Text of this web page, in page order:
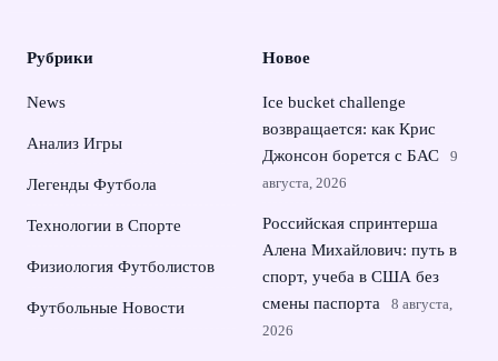
Рубрики
News
Анализ Игры
Легенды Футбола
Технологии в Спорте
Физиология Футболистов
Футбольные Новости
Новое
Ice bucket challenge
возвращается: как Крис
Джонсон борется с БАС
9
августа, 2026
Российская спринтерша
Алена Михайлович: путь в
спорт, учеба в США без
смены паспорта
8 августа,
2026